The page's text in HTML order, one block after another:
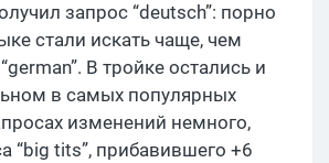
запрос “deutsch”: порно
стали искать чаще, чем
В тройке остались и
в самых популярных
изменений немного,
“big tits”, прибавившего +6